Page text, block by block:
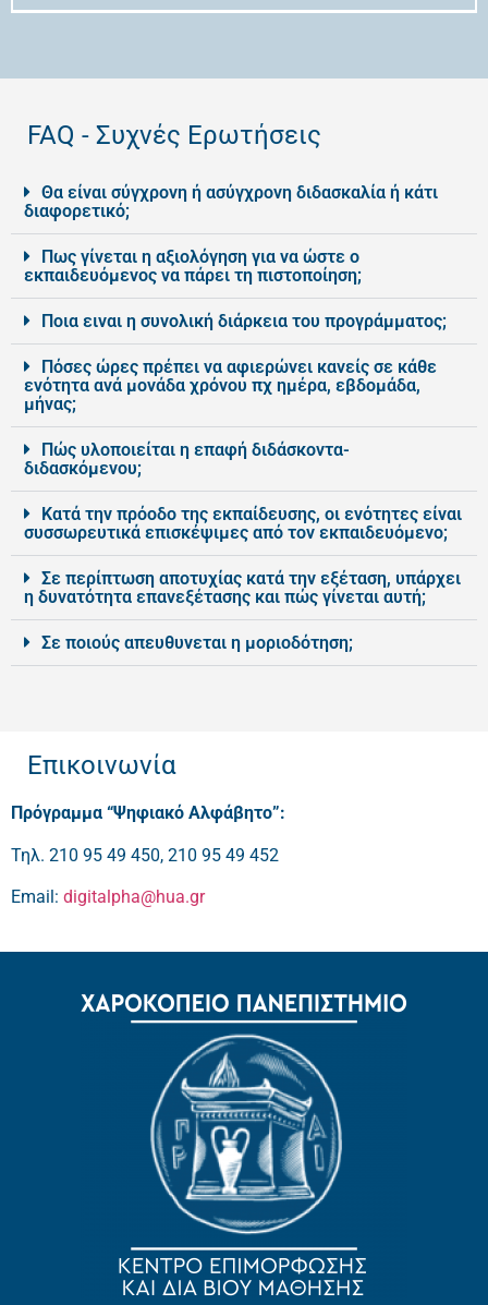
FAQ - Συχνές Ερωτήσεις
Θα είναι σύγχρονη ή ασύγχρονη διδασκαλία ή κάτι
διαφορετικό;
Πως γίνεται η αξιολόγηση για να ώστε ο
εκπαιδευόμενος να πάρει τη πιστοποίηση;
Ποια ειναι η συνολική διάρκεια του προγράμματος;
Πόσες ώρες πρέπει να αφιερώνει κανείς σε κάθε
ενότητα ανά μονάδα χρόνου πχ ημέρα, εβδομάδα,
μήνας;
Πώς υλοποιείται η επαφή διδάσκοντα-
διδασκόμενου;
Κατά την πρόοδο της εκπαίδευσης, οι ενότητες είναι
συσσωρευτικά επισκέψιμες από τον εκπαιδευόμενο;
Σε περίπτωση αποτυχίας κατά την εξέταση, υπάρχει
η δυνατότητα επανεξέτασης και πώς γίνεται αυτή;
Σε ποιούς απευθυνεται η μοριοδότηση;
Επικοινωνία
Πρόγραμμα “Ψηφιακό Αλφάβητο”:
Τηλ. 210 95 49 450, 210 95 49 452
Email: digitalpha@hua.gr